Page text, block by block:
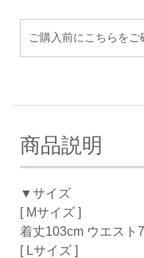
ご購入前にこちらをご
商品説明
▼サイズ
[ Mサイズ ]
着丈103cm ウエスト
[ Lサイズ ]